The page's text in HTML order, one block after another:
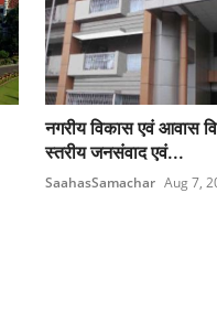
नगरीय विकास एवं आवास
स्तरीय जनसंवाद एवं...
SaahasSamachar Aug 7,